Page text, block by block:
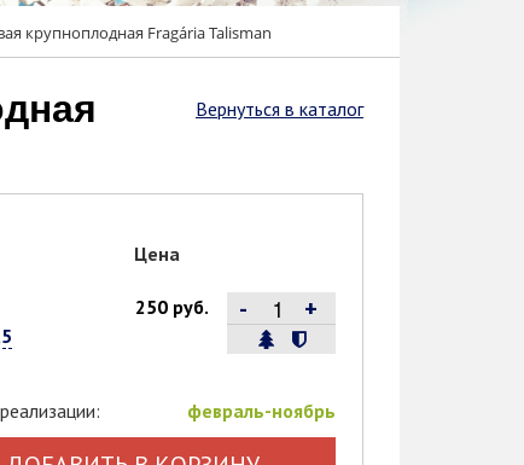
крупноплодная Fragária Talisman
Вернуться в каталог
Цена
250 руб. - +
февраль-ноябрь